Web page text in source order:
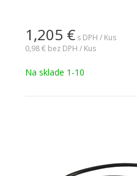
1,205 € s DPH / Kus
0,98 € bez DPH / Kus
Na sklade 1-10